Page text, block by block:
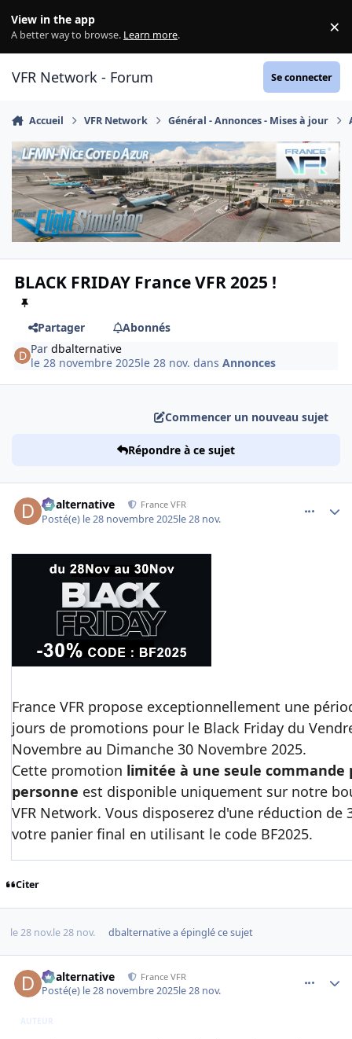
View in the app
A better way to browse. Learn more. ×
VFR Network - Forum Se connecter
Accueil VFR Network Général - Annonces - Mises à jour
BLACK FRIDAY France VFR 2025 !
Partager
Abonnés
Pardbalternative
le 28 novembre 2025le 28 nov. dansAnnonces
Commencer un nouveau sujet
Répondre à ce sujet
dbalternative France VFR
Posté(e) le 28 novembre 2025le 28 nov.
France VFR propose exceptionnellement une
jours de promotions pour le Black Friday du
Novembre au Dimanche 30 Novembre 2025.
Cette promotion limitée à une seule commande
personne est disponible uniquement sur notre
VFR Network. Vous disposerez d'une réduction de
votre panier final en utilisant le code BF2025.
Citer
le 28 nov.le 28 nov. dbalternativea épinglé ce sujet
dbalternative France VFR
Posté(e) le 28 novembre 2025le 28 nov.
AUTEUR